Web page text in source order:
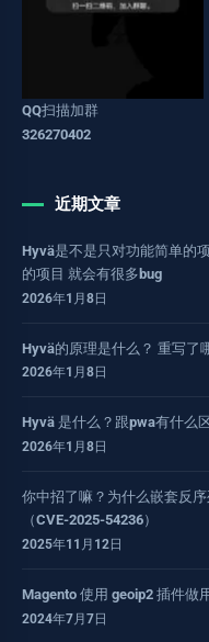
QQ扫描加群
326270402
近期文章
Hyvä是不是只对功能简单的
的项目 就会有很多bug
2026年1月8日
Hyvä的原理是什么？ 重写了
2026年1月8日
Hyvä 是什么？跟pwa有什么
2026年1月8日
你中招了嘛？为什么嵌套反
（CVE-2025-54236）
2025年11月12日
Magento 使用 geoip2 插件做
2024年7月7日